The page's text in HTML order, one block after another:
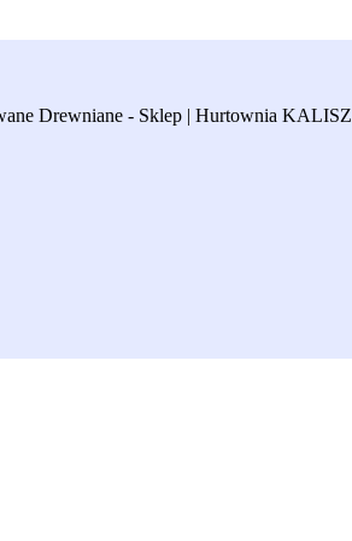
Drewniane - Sklep | Hurtownia KALISZ